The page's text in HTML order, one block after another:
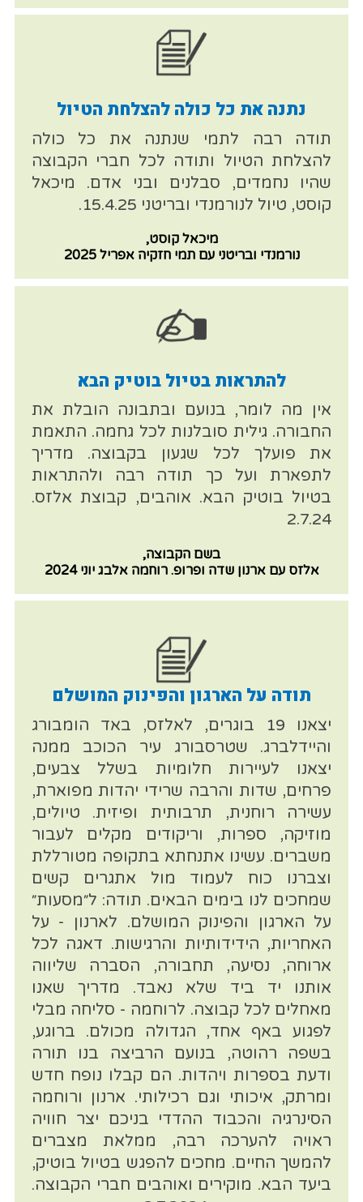
נתנה את כל כולה להצלחת הטיול
תודה רבה לתמי שנתנה את כל כולה
להצלחת הטיול ותודה לכל חברי הקבוצה
שהיו נחמדים, סבלנים ובני אדם. מיכאל
קוסט, טיול לנורמנדי ובריטני 15.4.25.
מיכאל קוסט,
נורמנדי ובריטני עם תמי חזקיה אפריל 2025
להתראות בטיול בוטיק הבא
אין מה לומר, בנועם ובתבונה הובלת את
החבורה. גילית סובלנות לכל גחמה. התאמת
את פועלך לכל שגעון בקבוצה. מדריך
לתפארת ועל כך תודה רבה ולהתראות
בטיול בוטיק הבא. אוהבים, קבוצת אלזס.
2.7.24
בשם הקבוצה,
אלזס עם ארנון שדה ופרופ. רוחמה אלבג יוני 2024
תודה על הארגון והפינוק המושלם
יצאנו 19 בוגרים, לאלזס, באד הומבורג
והיידלברג. שטרסבורג עיר הכוכב ממנה
יצאנו לעיירות חלומיות בשלל צבעים,
פרחים, שדות והרבה שרידי יהדות מפוארת,
עשירה רוחנית, תרבותית ופיזית. טיולים,
מוזיקה, ספרות, וריקודים מקלים לעבור
משברים. עשינו אתנחתא בתקופה מטורללת
וצברנו כוח לעמוד מול אתגרים קשים
שמחכים לנו בימים הבאים. תודה: ל״מסעות״
על הארגון והפינוק המושלם. לארנון - על
האחריות, הידידותיות והרגישות. דאגה לכל
ארוחה, נסיעה, תחבורה, הסברה שליווה
אותנו יד ביד שלא נאבד. מדריך שאנו
מאחלים לכל קבוצה. לרוחמה - סליחה מבלי
לפגוע באף אחד, הגדולה מכולם. ברוגע,
בשפה רהוטה, בנועם הרביצה בנו תורה
ודעת בספרות ויהדות. הם קבלו נופח חדש
ומרתק, איכותי וגם רכילותי. ארנון ורוחמה
הסינרגיה והכבוד ההדדי בניכם יצר חוויה
ראויה להערכה רבה, ממלאת מצברים
להמשך החיים. מחכים להפגש בטיול בוטיק,
ביעד הבא. מוקירים ואוהבים חברי הקבוצה.